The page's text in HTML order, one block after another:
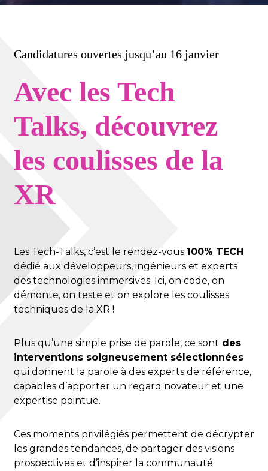
Candidatures ouvertes jusqu’au 16 janvier
Avec les Tech
Talks, découvrez
les coulisses de la
XR
Les Tech-Talks, c’est le rendez-vous 100% TECH
dédié aux développeurs, ingénieurs et experts
des technologies immersives. Ici, on code, on
démonte, on teste et on explore les coulisses
techniques de la XR !
Plus qu’une simple prise de parole, ce sont des
interventions soigneusement sélectionnées
qui donnent la parole à des experts de référence,
capables d’apporter un regard novateur et une
expertise pointue.
Ces moments privilégiés permettent de décrypter
les grandes tendances, de partager des visions
prospectives et d’inspirer la communauté.